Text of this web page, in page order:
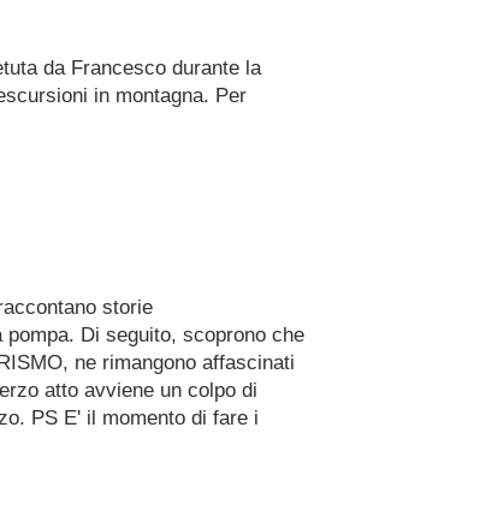
da Francesco durante la
in montagna. Per
storie
Di seguito, scoprono che
ne rimangono affascinati
atto avviene un colpo di
PS E' il momento di fare i